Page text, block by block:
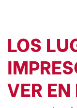
LOS
VER